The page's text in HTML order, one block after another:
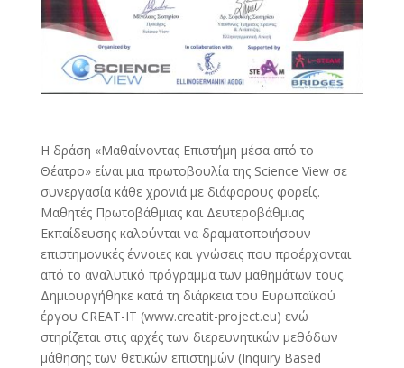
Η δράση «Μαθαίνοντας Επιστήμη μέσα από το
Θέατρο» είναι μια πρωτοβουλία της Science View σε
συνεργασία κάθε χρονιά με διάφορους φορείς.
Μαθητές Πρωτοβάθμιας και Δευτεροβάθμιας
Εκπαίδευσης καλούνται να δραματοποιήσουν
επιστημονικές έννοιες και γνώσεις που προέρχονται
από το αναλυτικό πρόγραμμα των μαθημάτων τους.
Δημιουργήθηκε κατά τη διάρκεια του Ευρωπαϊκού
έργου CREAT-IT (www.creatit-project.eu) ενώ
στηρίζεται στις αρχές των διερευνητικών μεθόδων
μάθησης των θετικών επιστημών (Inquiry Based